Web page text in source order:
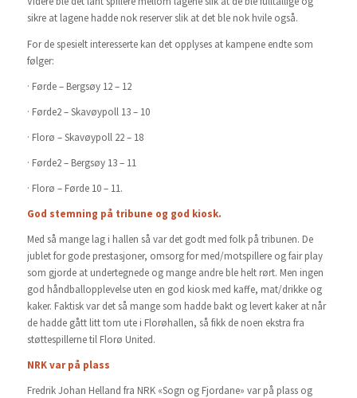
sikre at lagene hadde nok reserver slik at det ble nok hvile også.
For de spesielt interesserte kan det opplyses at kampene endte som
følger:
· Førde – Bergsøy 12 – 12
· Førde2 – Skavøypoll 13 – 10
· Florø – Skavøypoll 22 – 18
· Førde2 – Bergsøy 13 – 11
· Florø – Førde 10 – 11.
God stemning på tribune og god kiosk.
Med så mange lag i hallen så var det godt med folk på tribunen. De
jublet for gode prestasjoner, omsorg for med/motspillere og fair play
som gjorde at undertegnede og mange andre ble helt rørt. Men ingen
god håndballopplevelse uten en god kiosk med kaffe, mat/drikke og
kaker. Faktisk var det så mange som hadde bakt og levert kaker at når
de hadde gått litt tom ute i Florøhallen, så fikk de noen ekstra fra
støttespillerne til Florø United.
NRK var på plass
Fredrik Johan Helland fra NRK «Sogn og Fjordane» var på plass og